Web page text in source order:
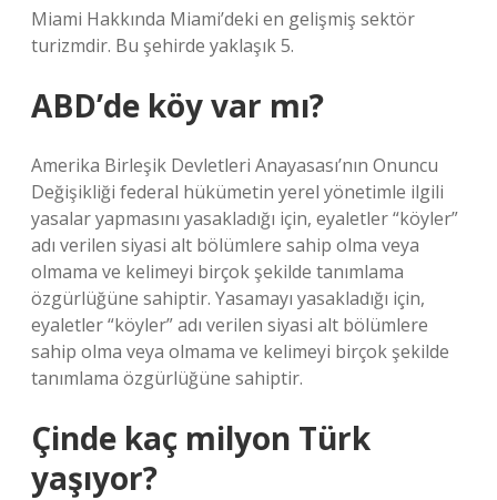
Miami Hakkında Miami’deki en gelişmiş sektör
turizmdir. Bu şehirde yaklaşık 5.
ABD’de köy var mı?
Amerika Birleşik Devletleri Anayasası’nın Onuncu
Değişikliği federal hükümetin yerel yönetimle ilgili
yasalar yapmasını yasakladığı için, eyaletler “köyler”
adı verilen siyasi alt bölümlere sahip olma veya
olmama ve kelimeyi birçok şekilde tanımlama
özgürlüğüne sahiptir. Yasamayı yasakladığı için,
eyaletler “köyler” adı verilen siyasi alt bölümlere
sahip olma veya olmama ve kelimeyi birçok şekilde
tanımlama özgürlüğüne sahiptir.
Çinde kaç milyon Türk
yaşıyor?